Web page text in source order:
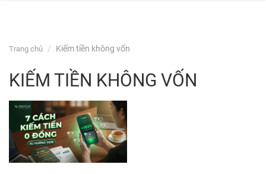
Trang chủ Kiếm tiền không vốn
KIẾM TIỀN KHÔNG VỐN